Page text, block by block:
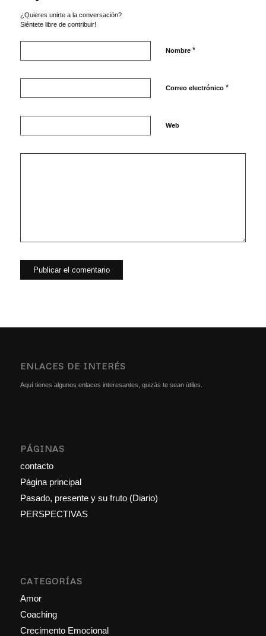
¿Quieres unirte a la conversación?
Siéntete libre de contribuir!
Nombre *
Correo electrónico *
Web
ENLACES DE INTERÉS
Aquí tienes algunos enlaces interesantes, quizás te sean útiles.
PÁGINAS
contacto
Página principal
Pasado, presente y su fruto (Diario)
PERSPECTIVAS
CATEGORÍAS
Amor
Coaching
Crecimento Emocional